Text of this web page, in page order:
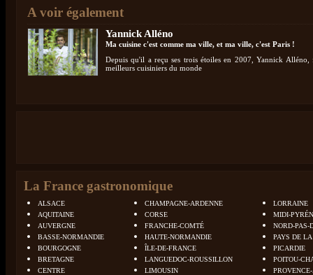
A voir également
Yannick Alléno
Ma cuisine c'est comme ma ville, et ma ville, c'est Paris !
Depuis qu'il a reçu ses trois étoiles en 2007, Yannick
meilleurs cuisiniers du monde
La France gastronomique
ALSACE
AQUITAINE
AUVERGNE
BASSE-NORMANDIE
BOURGOGNE
BRETAGNE
CENTRE
CHAMPAGNE-ARDENNE
CORSE
FRANCHE-COMTÉ
HAUTE-NORMANDIE
ÎLE-DE-FRANCE
LANGUEDOC-ROUSSILLON
LIMOUSIN
LORRAINE
MIDI-
NORD-PAS-
PAYS DE
PICARDIE
POITOU-